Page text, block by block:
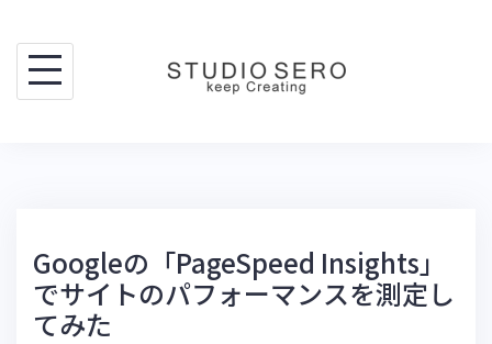
content
Googleの「PageSpeed Insights」
でサイトのパフォーマンスを測定し
てみた